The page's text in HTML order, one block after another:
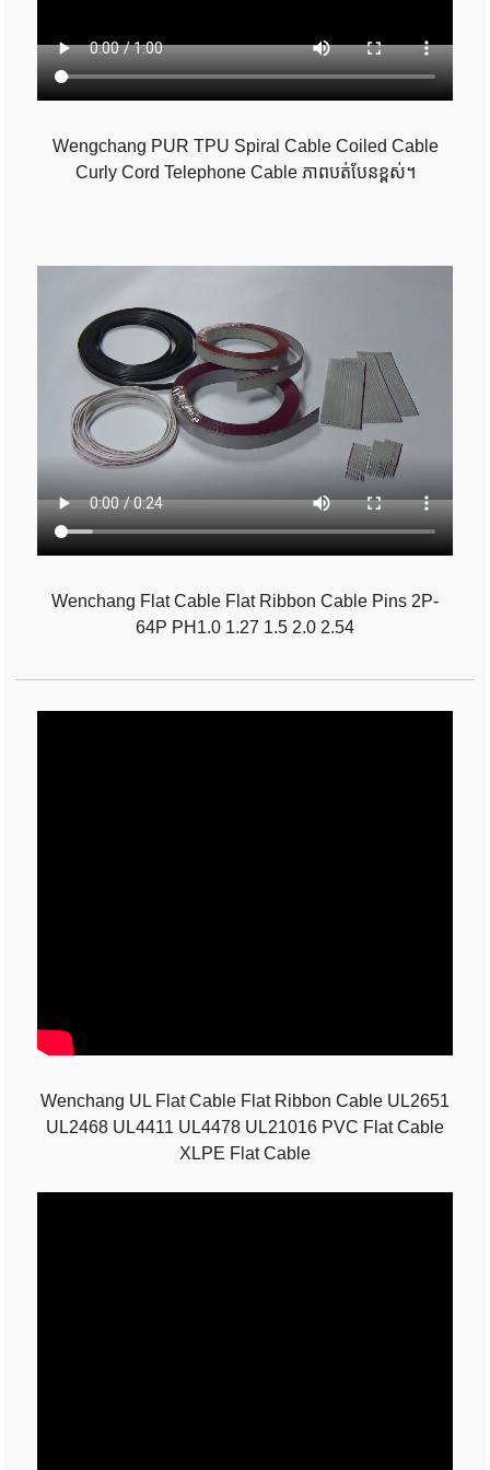
Wengchang PUR TPU Spiral Cable Coiled Cable
Curly Cord Telephone Cable ភាពបត់បែនខ្ពស់។
Wenchang Flat Cable Flat Ribbon Cable Pins 2P-
64P PH1.0 1.27 1.5 2.0 2.54
Wenchang UL Flat Cable Flat Ribbon Cable UL2651
UL2468 UL4411 UL4478 UL21016 PVC Flat Cable
XLPE Flat Cable